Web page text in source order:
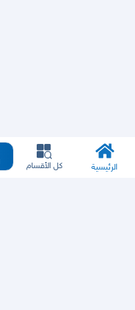
الرئيسية كل الأقسام